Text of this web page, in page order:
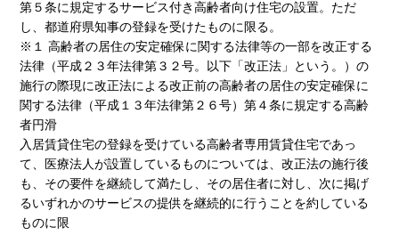
第５条に規定するサービス付き高齢者向け住宅の設置。ただ
し、都道府県知事の登録を受けたものに限る。
※１ 高齢者の居住の安定確保に関する法律等の一部を改正する
法律（平成２３年法律第３２号。以下「改正法」という。）の
施行の際現に改正法による改正前の高齢者の居住の安定確保に
関する法律（平成１３年法律第２６号）第４条に規定する高齢
者円滑
入居賃貸住宅の登録を受けている高齢者専用賃貸住宅であっ
て、医療法人が設置しているものについては、改正法の施行後
も、その要件を継続して満たし、その居住者に対し、次に掲げ
るいずれかのサービスの提供を継続的に行うことを約している
ものに限